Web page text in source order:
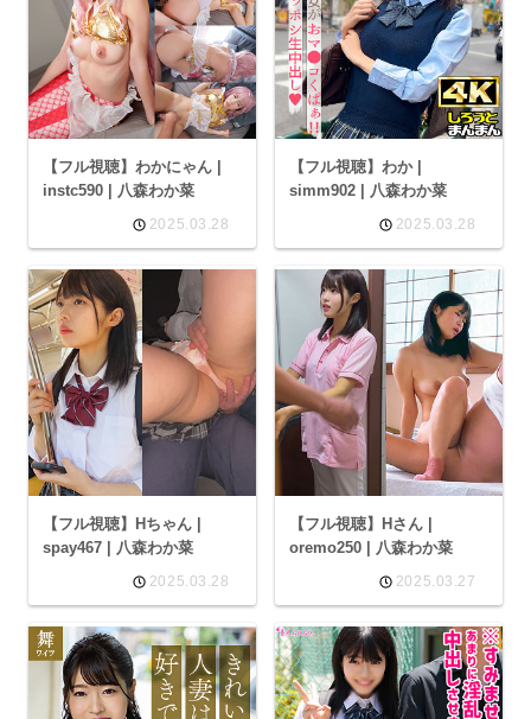
【フル視聴】わかにゃん |
instc590 | 八森わか菜
2025.03.28
【フル視聴】わか |
simm902 | 八森わか菜
2025.03.28
【フル視聴】Hちゃん |
spay467 | 八森わか菜
2025.03.28
【フル視聴】Hさん |
oremo250 | 八森わか菜
2025.03.27